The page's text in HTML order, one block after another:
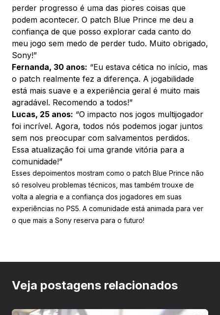
perder progresso é uma das piores coisas que
podem acontecer. O patch Blue Prince me deu a
confiança de que posso explorar cada canto do
meu jogo sem medo de perder tudo. Muito obrigado,
Sony!”
Fernanda, 30 anos: “Eu estava cética no início, mas
o patch realmente fez a diferença. A jogabilidade
está mais suave e a experiência geral é muito mais
agradável. Recomendo a todos!”
Lucas, 25 anos: “O impacto nos jogos multijogador
foi incrível. Agora, todos nós podemos jogar juntos
sem nos preocupar com salvamentos perdidos.
Essa atualização foi uma grande vitória para a
comunidade!”
Esses depoimentos mostram como o patch Blue Prince não
só resolveu problemas técnicos, mas também trouxe de
volta a alegria e a confiança dos jogadores em suas
experiências no PS5. A comunidade está animada para ver
o que mais a Sony reserva para o futuro!
Veja postagens relacionados